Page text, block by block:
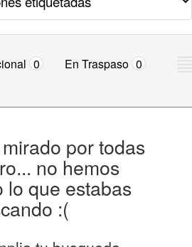
0 En Traspaso 0
por todas
no hemos
lo que estabas
:(